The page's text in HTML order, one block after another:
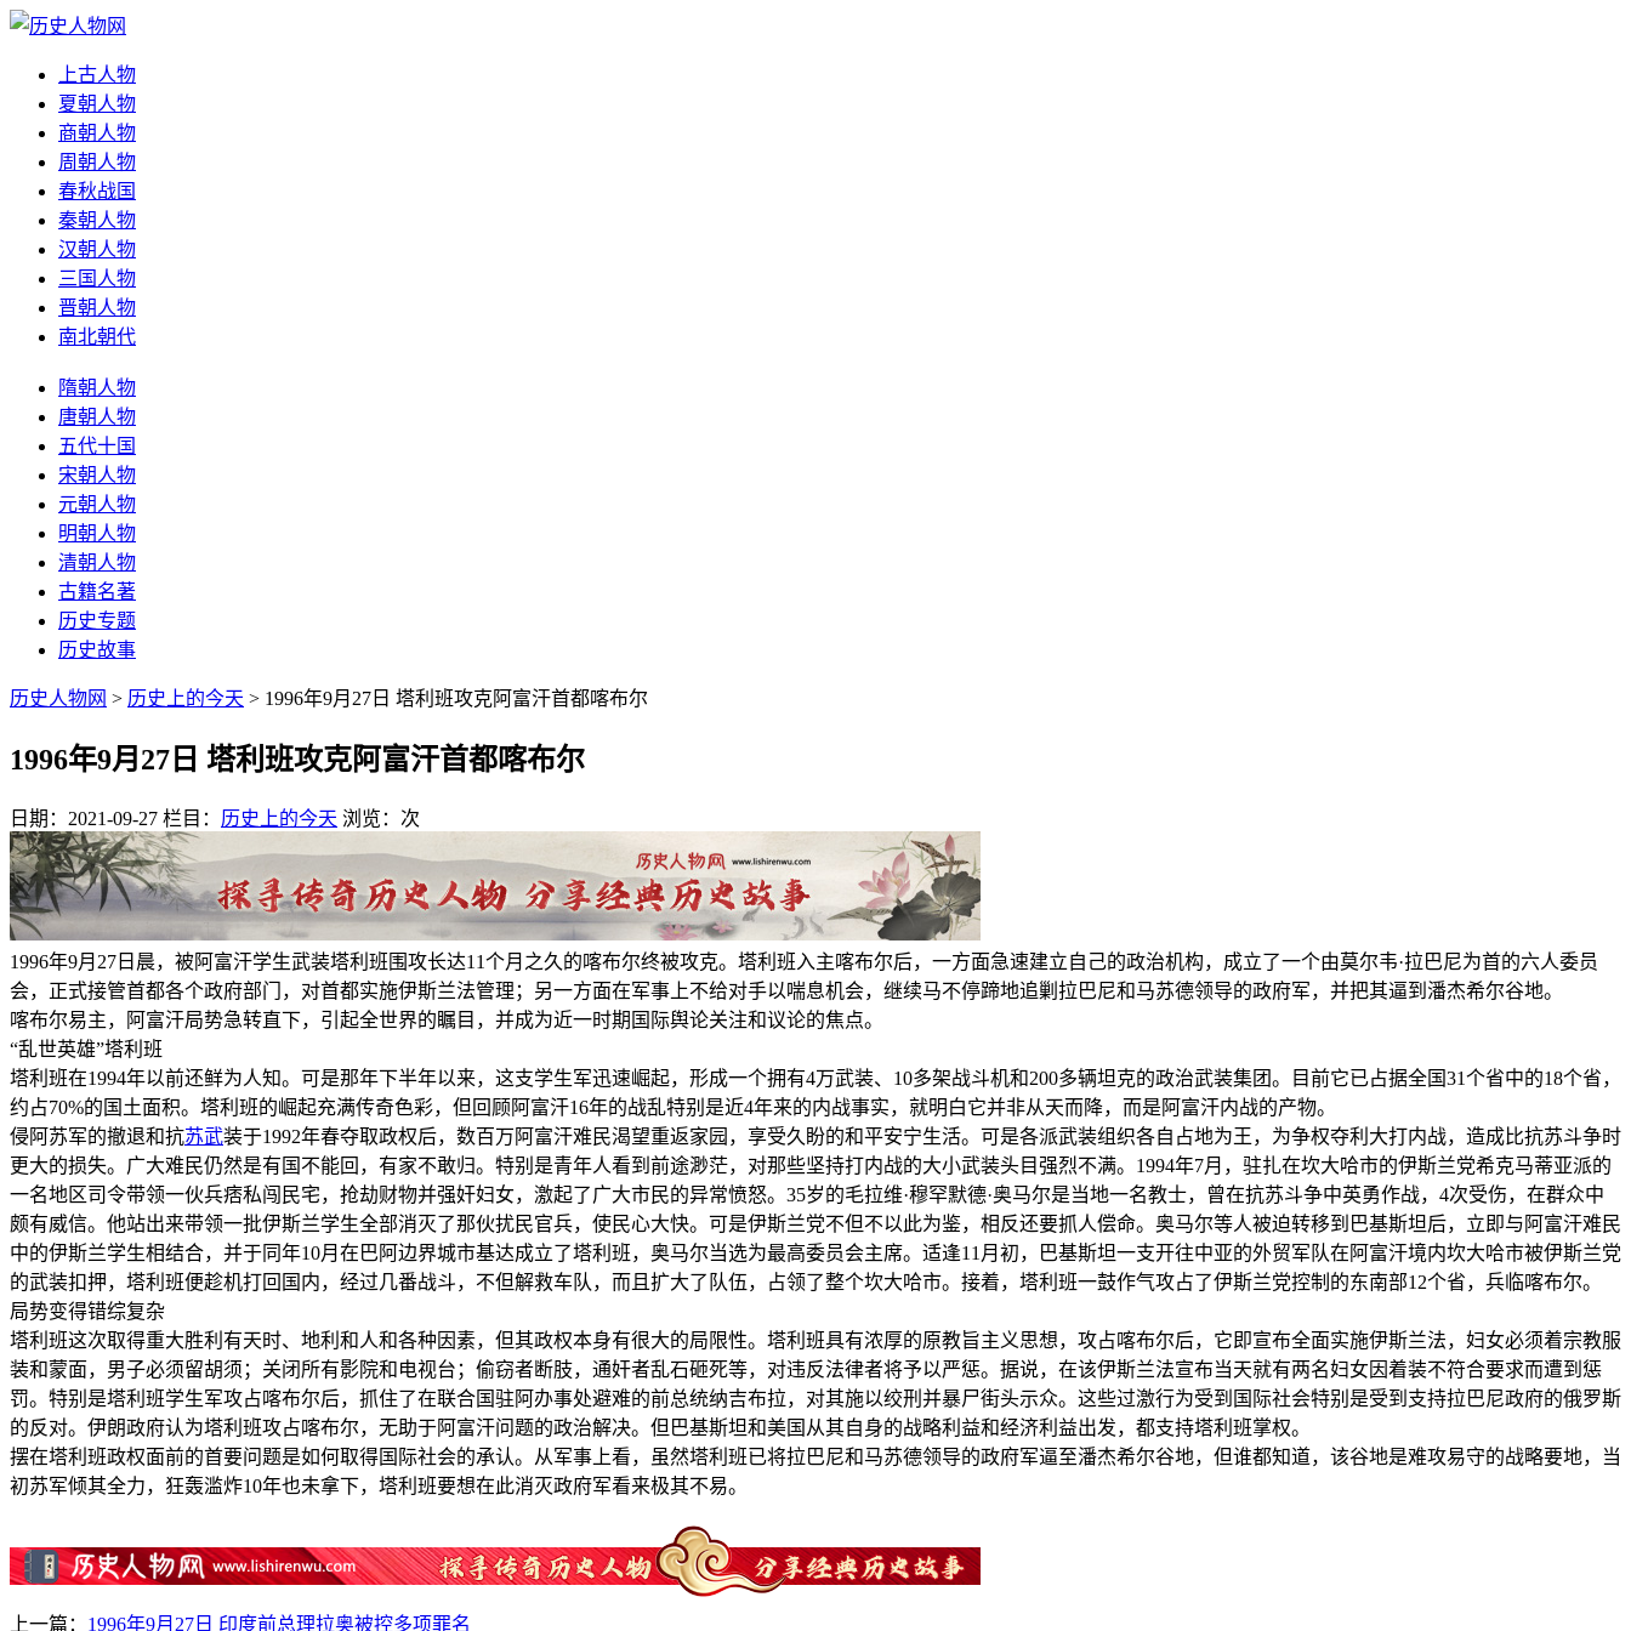
上古人物
夏朝人物
商朝人物
周朝人物
春秋战国
秦朝人物
汉朝人物
三国人物
晋朝人物
南北朝代
隋朝人物
唐朝人物
五代十国
宋朝人物
元朝人物
明朝人物
清朝人物
古籍名著
历史专题
历史故事
历史人物网 > 历史上的今天 > 1996年9月27日 塔利班攻克阿富汗首都喀布尔
1996年9月27日 塔利班攻克阿富汗首都喀布尔
日期：2021-09-27 栏目： 历史上的今天 浏览： 次
1996年9月27日晨，被阿富汗学生武装塔利班围攻长达11个月之久的喀布尔终被攻克。塔利班入主喀布尔后，一方面急速建立自己的政治机构，成立了一个由莫尔韦·拉巴尼为首的六人委员
会，正式接管首都各个政府部门，对首都实施伊斯兰法管理；另一方面在军事上不给对手以喘息机会，继续马不停蹄地追剿拉巴尼和马苏德领导的政府军，并把其逼到潘杰希尔谷地。
喀布尔易主，阿富汗局势急转直下，引起全世界的瞩目，并成为近一时期国际舆论关注和议论的焦点。
“乱世英雄”塔利班
塔利班在1994年以前还鲜为人知。可是那年下半年以来，这支学生军迅速崛起，形成一个拥有4万武装、10多架战斗机和200多辆坦克的政治武装集团。目前它已占据全国31个省中的18个省，
约占70%的国土面积。塔利班的崛起充满传奇色彩，但回顾阿富汗16年的战乱特别是近4年来的内战事实，就明白它并非从天而降，而是阿富汗内战的产物。
侵阿苏军的撤退和抗苏武装于1992年春夺取政权后，数百万阿富汗难民渴望重返家园，享受久盼的和平安宁生活。可是各派武装组织各自占地为王，为争权夺利大打内战，造成比抗苏斗争时
更大的损失。广大难民仍然是有国不能回，有家不敢归。特别是青年人看到前途渺茫，对那些坚持打内战的大小武装头目强烈不满。1994年7月，驻扎在坎大哈市的伊斯兰党希克马蒂亚派的
一名地区司令带领一伙兵痞私闯民宅，抢劫财物并强奸妇女，激起了广大市民的异常愤怒。35岁的毛拉维·穆罕默德·奥马尔是当地一名教士，曾在抗苏斗争中英勇作战，4次受伤，在群众中
颇有威信。他站出来带领一批伊斯兰学生全部消灭了那伙扰民官兵，使民心大快。可是伊斯兰党不但不以此为鉴，相反还要抓人偿命。奥马尔等人被迫转移到巴基斯坦后，立即与阿富汗难民
中的伊斯兰学生相结合，并于同年10月在巴阿边界城市基达成立了塔利班，奥马尔当选为最高委员会主席。适逢11月初，巴基斯坦一支开往中亚的外贸军队在阿富汗境内坎大哈市被伊斯兰党
的武装扣押，塔利班便趁机打回国内，经过几番战斗，不但解救车队，而且扩大了队伍，占领了整个坎大哈市。接着，塔利班一鼓作气攻占了伊斯兰党控制的东南部12个省，兵临喀布尔。
局势变得错综复杂
塔利班这次取得重大胜利有天时、地利和人和各种因素，但其政权本身有很大的局限性。塔利班具有浓厚的原教旨主义思想，攻占喀布尔后，它即宣布全面实施伊斯兰法，妇女必须着宗教服
装和蒙面，男子必须留胡须；关闭所有影院和电视台；偷窃者断肢，通奸者乱石砸死等，对违反法律者将予以严惩。据说，在该伊斯兰法宣布当天就有两名妇女因着装不符合要求而遭到惩
罚。特别是塔利班学生军攻占喀布尔后，抓住了在联合国驻阿办事处避难的前总统纳吉布拉，对其施以绞刑并暴尸街头示众。这些过激行为受到国际社会特别是受到支持拉巴尼政府的俄罗斯
的反对。伊朗政府认为塔利班攻占喀布尔，无助于阿富汗问题的政治解决。但巴基斯坦和美国从其自身的战略利益和经济利益出发，都支持塔利班掌权。
摆在塔利班政权面前的首要问题是如何取得国际社会的承认。从军事上看，虽然塔利班已将拉巴尼和马苏德领导的政府军逼至潘杰希尔谷地，但谁都知道，该谷地是难攻易守的战略要地，当
初苏军倾其全力，狂轰滥炸10年也未拿下，塔利班要想在此消灭政府军看来极其不易。
上一篇： 1996年9月27日 印度前总理拉奥被控多项罪名